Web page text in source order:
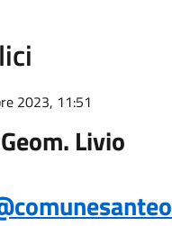
2023, 11:51
Geom. Livio